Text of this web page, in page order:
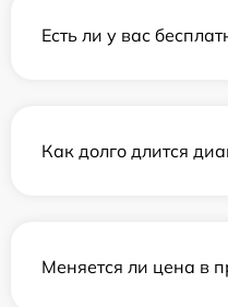
Есть ли у вас
Как долго длится
Меняется ли цена в